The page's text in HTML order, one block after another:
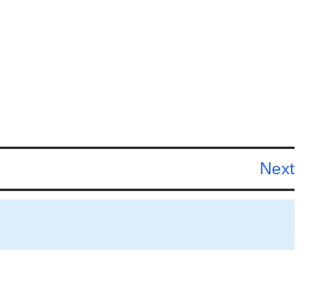
Next